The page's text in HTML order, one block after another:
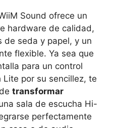
Sound ofrece un
hardware de calidad,
de seda y papel, y un
flexible. Ya sea que
para un control
por su sencillez, te
transformar
sala de escucha Hi-
perfectamente